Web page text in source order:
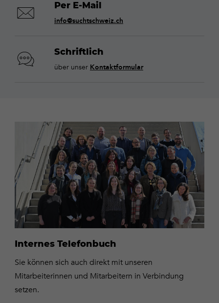
Per E-Mail
info@suchtschweiz.ch
Schriftlich
über unser Kontaktformular
Internes Telefonbuch
Sie können sich auch direkt mit unseren
Mitarbeiterinnen und Mitarbeitern in Verbindung
setzen.